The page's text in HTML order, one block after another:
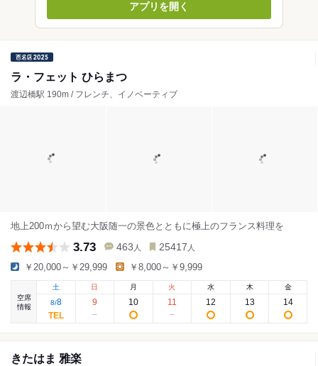
アプリを開く
ラ・フェット ひらまつ
渡辺橋駅 190m / フレンチ、イノベーティブ
地上200ｍから望む大阪随一の景色とともに極上のフランス料理を
3.73 463 人 25417 人
￥20,000～￥29,999 ￥8,000～￥9,999
空席
情報
土
8/8
日
9
月
10
火
11
水
12
木
13
金
14
きたはま 雅楽